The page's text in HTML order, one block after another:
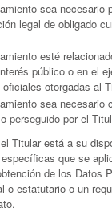
sea necesario
legal de obligado
esté
público o en el
otorgadas al
sea necesario
perseguido por el
Titular está a su
que se
de los Datos
o estatutario o un